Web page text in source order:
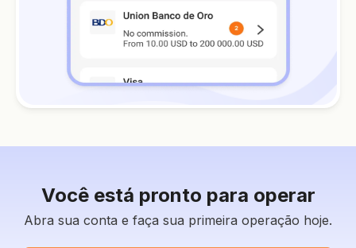
Você está pronto para operar
Abra sua conta e faça sua primeira operação hoje.